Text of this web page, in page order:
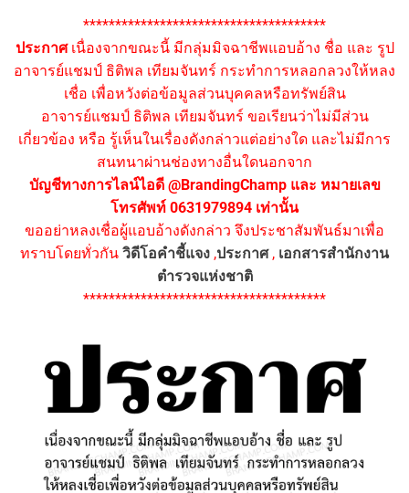
**************************************
ประกาศเนื่องจากขณะนี้ มีกลุ่มมิจฉาชีพแอบอ้าง ชื่อ และ รูป
อาจารย์แชมป์ ธิติพล เทียมจันทร์ กระทำการหลอกลวงให้หลง
เชื่อ เพื่อหวังต่อข้อมูลส่วนบุคคลหรือทรัพย์สิน
อาจารย์แชมป์ ธิติพล เทียมจันทร์ ขอเรียนว่าไม่มีส่วน
เกี่ยวข้อง หรือ รู้เห็นในเรื่องดังกล่าวแต่อย่างใด และไม่มีการ
สนทนาผ่านช่องทางอื่นใดนอกจาก
บัญชีทางการไลน์ไอดี @BrandingChamp และ หมายเลข
โทรศัพท์ 0631979894 เท่านั้น
ขออย่าหลงเชื่อผู้แอบอ้างดังกล่าว จึงประชาสัมพันธ์มาเพื่อ
ทราบโดยทั่วกัน วิดีโอคำชี้แจง ,ประกาศ, เอกสารสำนักงาน
ตำรวจแห่งชาติ
**************************************